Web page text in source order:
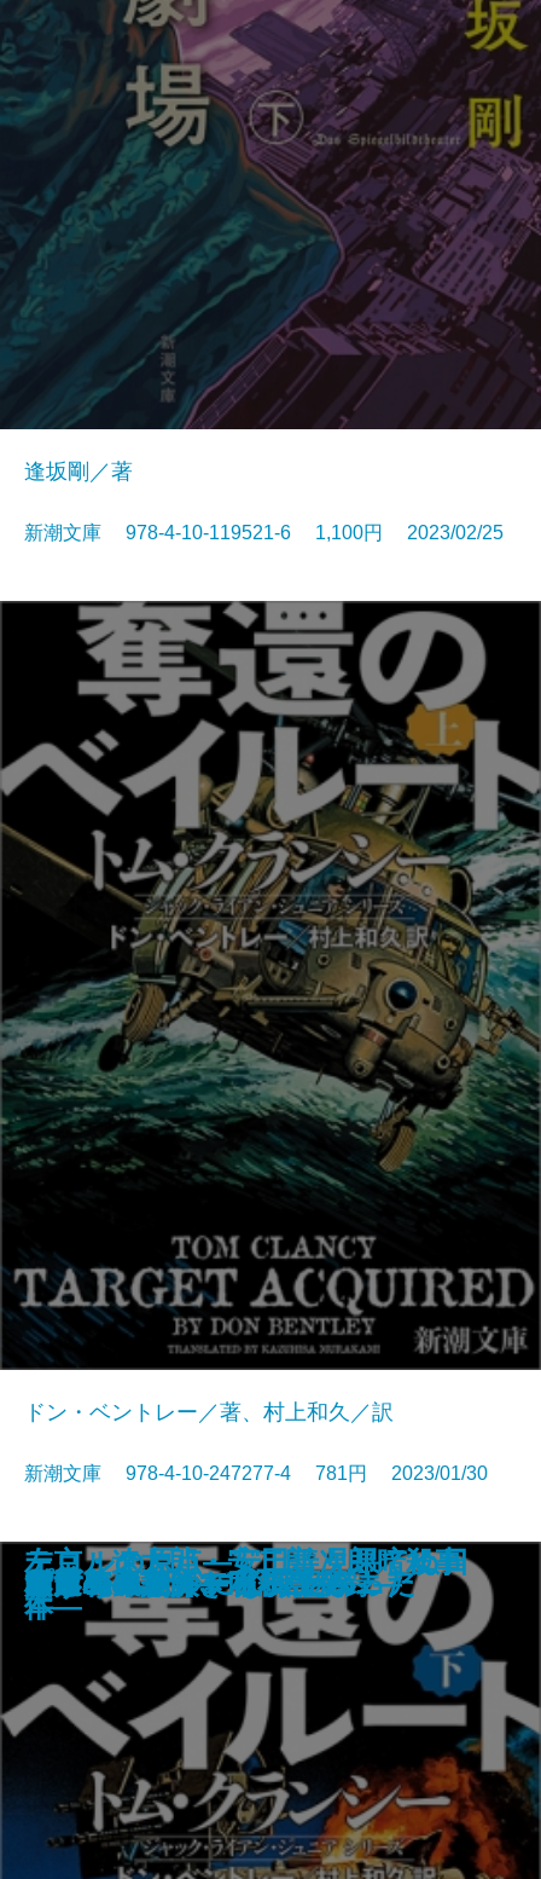
占
名探偵のはらわた
画家とモデル―宿命の出会い―
文豪ナビ 遠藤周作
影に対して―母をめぐる物語―
近鉄特急殺人事件
死神の棋譜
鏡影劇場〔上〕
鏡影劇場〔下〕
逢坂剛／著
新潮文庫 978-4-10-119521-6 1,100円 2023/02/25
奪還のベイルート〔上〕
ドン・ベントレー／著、村上和久／訳
新潮文庫 978-4-10-247277-4 781円 2023/01/30
奪還のベイルート〔下〕
幽世の薬剤師3
人形島の殺人―呪殺島秘録―
テロルの原点―安田善次郎暗殺事
件―
雪月花―謎解き私小説―
プロジェクト・インソムニア
左京・遼太郎・安二郎 見果てぬ日
本
村田エフェンディ滞土録
コラムニストになりたかった
みずうみ